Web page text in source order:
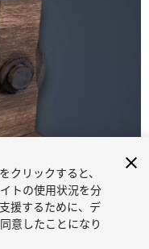
クリックすると、
トの使用状況を分
援するために、デ
意したことになり